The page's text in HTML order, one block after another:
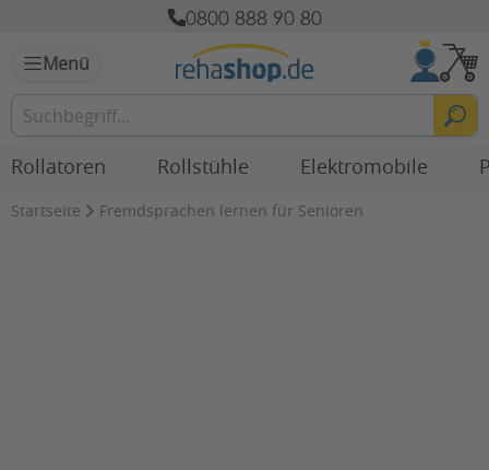
0800 888 90 80
Menü
Rollatoren Rollstühle Elektromobile
Startseite Fremdsprachen lernen für Senioren